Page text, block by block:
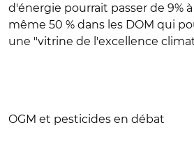
d'énergie pourrait passer de 9%
même 50 % dans les DOM qui
une "vitrine de l'excellence
OGM et pesticides en débat